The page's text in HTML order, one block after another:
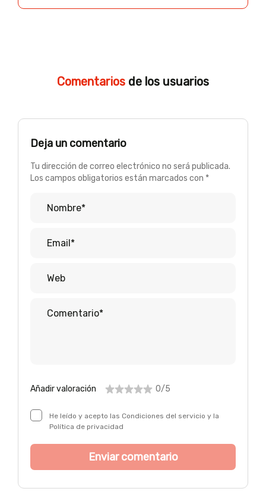
Comentarios de los usuarios
Deja un comentario
Tu dirección de correo electrónico no será publicada.
Los campos obligatorios están marcados con *
Añadir valoración 0/5
He leído y acepto las Condiciones del servicio y la
Política de privacidad